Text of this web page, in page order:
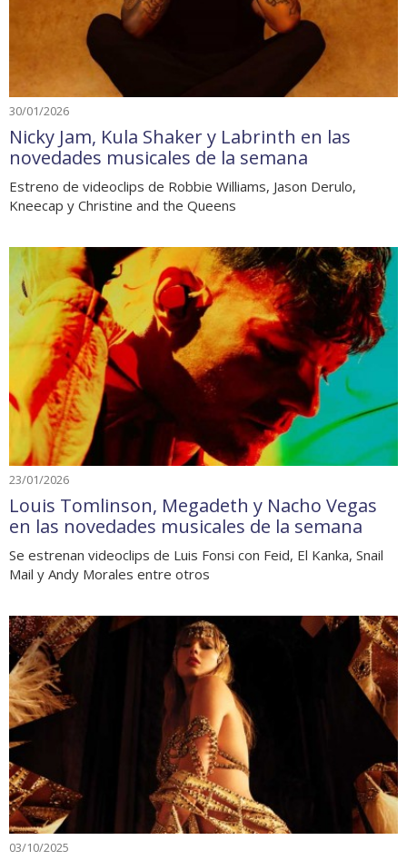
30/01/2026
Nicky Jam, Kula Shaker y Labrinth en las
novedades musicales de la semana
Estreno de videoclips de Robbie Williams, Jason Derulo,
Kneecap y Christine and the Queens
23/01/2026
Louis Tomlinson, Megadeth y Nacho Vegas
en las novedades musicales de la semana
Se estrenan videoclips de Luis Fonsi con Feid, El Kanka, Snail
Mail y Andy Morales entre otros
03/10/2025